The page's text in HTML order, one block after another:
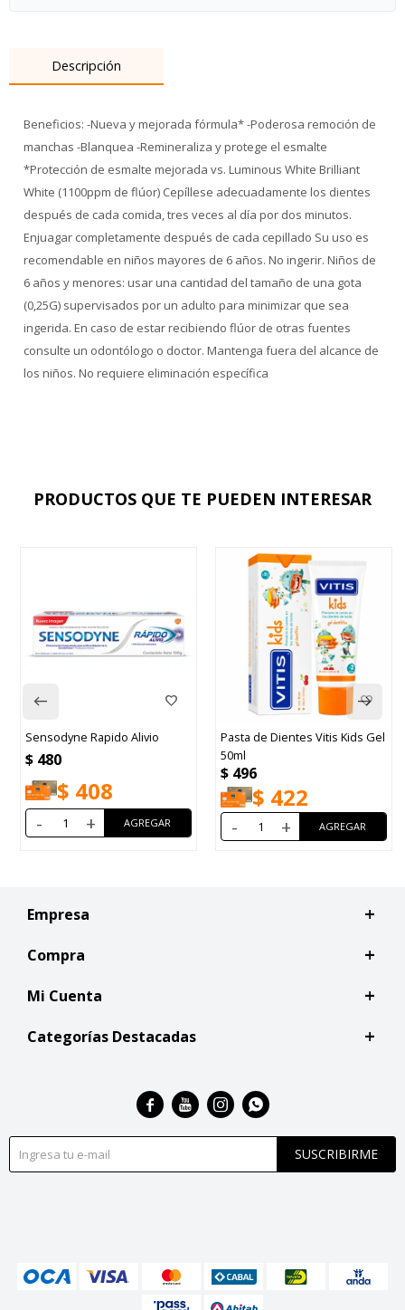
Descripción
Beneficios: -Nueva y mejorada fórmula* -Poderosa remoción de
manchas -Blanquea -Remineraliza y protege el esmalte
*Protección de esmalte mejorada vs. Luminous White Brilliant
White (1100ppm de flúor) Cepíllese adecuadamente los dientes
después de cada comida, tres veces al día por dos minutos.
Enjuagar completamente después de cada cepillado Su uso es
recomendable en niños mayores de 6 años. No ingerir. Niños de
6 años y menores: usar una cantidad del tamaño de una gota
(0,25G) supervisados por un adulto para minimizar que sea
ingerida. En caso de estar recibiendo flúor de otras fuentes
consulte un odontólogo o doctor. Mantenga fuera del alcance de
los niños. No requiere eliminación específica
PRODUCTOS QUE TE PUEDEN INTERESAR
Alivio
Pasta de Dientes Vitis Kids Gel
- +
Pasta Dental
- +
Empresa
Compra
Mi Cuenta
Categorías Destacadas
SUSCRIBIRME
   